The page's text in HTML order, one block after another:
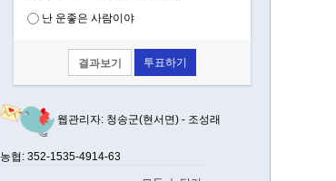
난 운좋은 사람이야
결과보기
웹관리자: 청송군(현서면) - 조성래
농협: 352-1535-4914-63